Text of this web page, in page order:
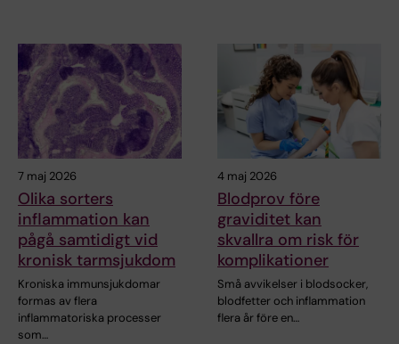
7 maj 2026
Olika sorters
inflammation kan
pågå samtidigt vid
kronisk tarmsjukdom
Kroniska immunsjukdomar
formas av flera
inflammatoriska processer
som…
4 maj 2026
Blodprov före
graviditet kan
skvallra om risk för
komplikationer
Små avvikelser i blodsocker,
blodfetter och inflammation
flera år före en…